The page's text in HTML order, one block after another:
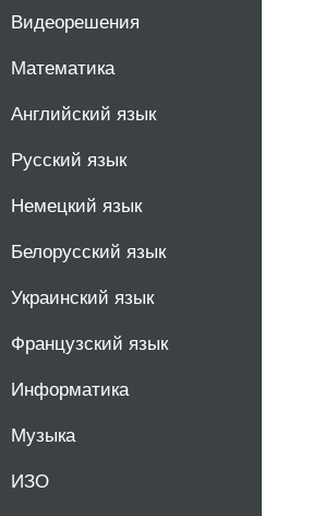
Видеорешения
Математика
Английский язык
Русский язык
Немецкий язык
Белорусский язык
Украинский язык
Французский язык
Информатика
Музыка
ИЗО